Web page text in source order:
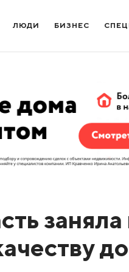
ЛЮДИ БИЗНЕС